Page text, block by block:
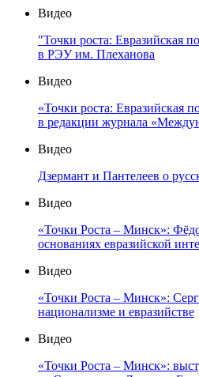
Видео
"Точки роста: Евразийская
в РЭУ им. Плеханова
Видео
«Точки роста: Евразийская
в редакции журнала
Видео
Дзермант и Пантелеев о
Видео
«Точки Роста – Минск»:
основаниях евразийской
Видео
«Точки Роста – Минск»:
национализме и евразийстве
Видео
«Точки Роста – Минск»: